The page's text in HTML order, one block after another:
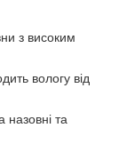
з високим
вологу від
назовні та